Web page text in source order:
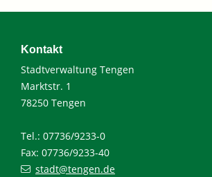
Kontakt
Stadtverwaltung Tengen
Marktstr. 1
78250 Tengen
Tel.: 07736/9233-0
Fax: 07736/9233-40
stadt@tengen.de